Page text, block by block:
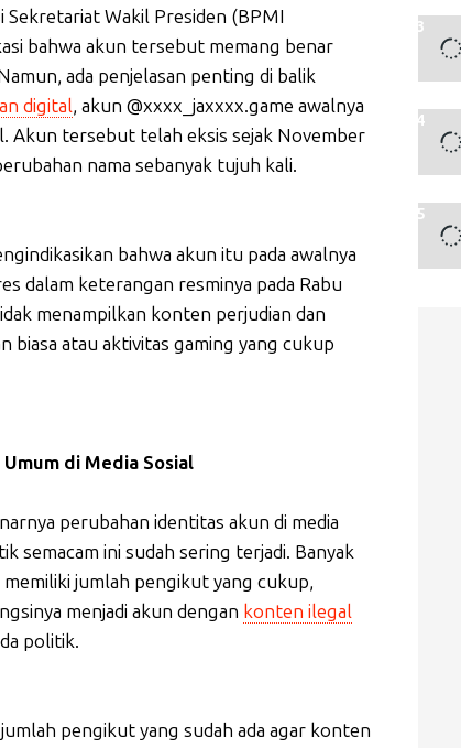
Wakil Presiden (BPMI
bahwa akun tersebut memang benar
ada penjelasan penting di balik
digital, akun @xxxx_jaxxxx.game awalnya
Akun tersebut telah eksis sejak November
nama sebanyak tujuh kali.
bahwa akun itu pada awalnya
dalam keterangan resminya pada Rabu
menampilkan konten perjudian dan
atau aktivitas gaming yang cukup
di Media Sosial
perubahan identitas akun di media
semacam ini sudah sering terjadi. Banyak
jumlah pengikut yang cukup,
menjadi akun dengan konten ilegal
politik.
pengikut yang sudah ada agar konten